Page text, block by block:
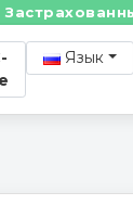
Язык